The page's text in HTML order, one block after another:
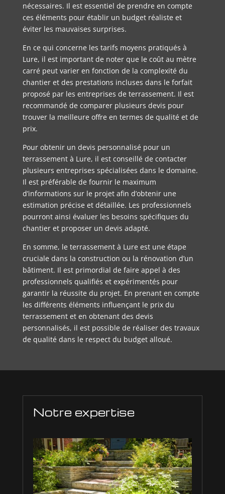
nécessaires. Il est essentiel de prendre en compte
ces éléments pour établir un budget réaliste et
éviter les mauvaises surprises.
En ce qui concerne les tarifs moyens pratiqués à
Lure, il est important de noter que le coût au mètre
carré peut varier en fonction de la complexité du
chantier et des prestations incluses dans le forfait
proposé par les entreprises de terrassement. Il est
recommandé de comparer plusieurs devis pour
trouver la meilleure offre en termes de qualité et de
prix.
Pour obtenir un devis personnalisé pour un
terrassement à Lure, il est conseillé de contacter
plusieurs entreprises spécialisées dans le domaine.
Il est préférable de fournir le maximum
d’informations sur le projet afin d’obtenir une
estimation précise et détaillée. Les professionnels
pourront ainsi évaluer les besoins spécifiques du
chantier et proposer un devis adapté.
En somme, le terrassement à Lure est une étape
cruciale dans la construction ou la rénovation d’un
bâtiment. Il est primordial de faire appel à des
professionnels qualifiés et expérimentés pour
garantir la réussite du projet. En prenant en compte
les différents éléments influençant le prix du
terrassement et en obtenant des devis
personnalisés, il est possible de réaliser des travaux
de qualité dans le respect du budget alloué.
Notre expertise